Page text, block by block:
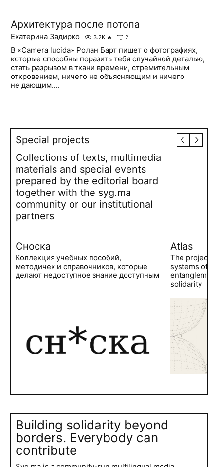
Архитектура после потопа
Екатерина Задирко 3.2K 🔥 2
В «Camera lucida» Ролан Барт пишет о фотографиях,
которые способны поразить тебя случайной деталью,
стать разрывом в ткани времени, стремительным
откровением, ничего не объясняющим и ничего
не дающим....
Special projects
Collections of texts, multimedia
materials and special events
prepared by the editorial board
together with the syg.ma
community or our institutional
partners
Сноска
Коллекция учебных пособий,
методичек и справочников, которые
делают недоступное знание доступным
Atlas
The project
systems of
solidarity
Building solidarity beyond
borders. Everybody can
contribute